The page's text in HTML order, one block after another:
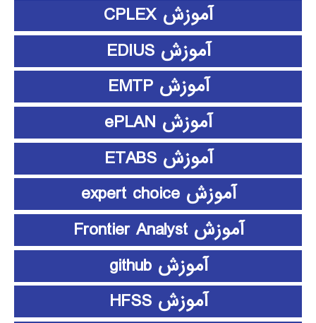
آموزش CPLEX
آموزش EDIUS
آموزش EMTP
آموزش ePLAN
آموزش ETABS
آموزش expert choice
آموزش Frontier Analyst
آموزش github
آموزش HFSS